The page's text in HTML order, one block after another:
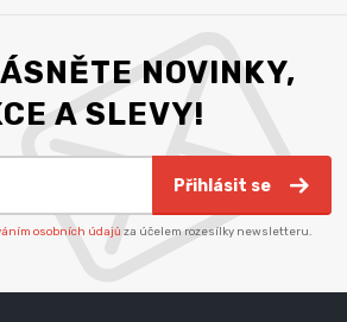
NOVINKY,
A SLEVY!
Přihlásit se
osobních údajů za účelem rozesílky newsletteru.